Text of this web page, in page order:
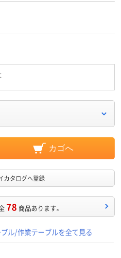
カゴへ
カタログへ登録
78 商品あります。
ル/作業テーブルを全て見る